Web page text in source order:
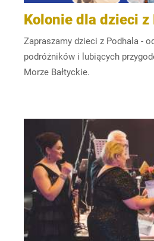
Kolonie dla dzieci z
Zapraszamy dzieci z Podhala -
podróżników i lubiących
Morze Bałtyckie.